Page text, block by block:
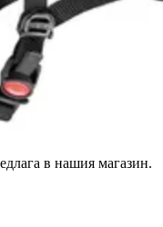
в нашия магазин.